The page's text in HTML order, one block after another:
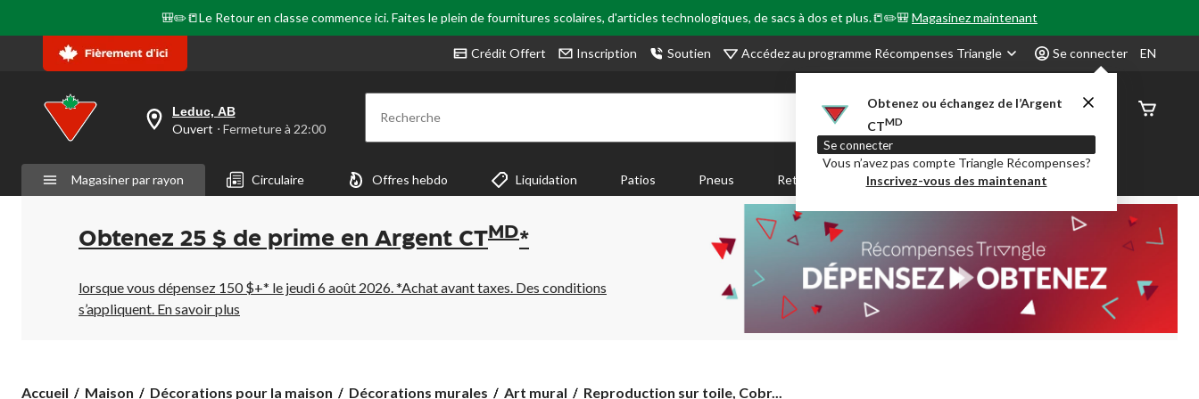
🎒✏️📒Le Retour en classe commence ici. Faites le plein de fournitures scolaires, d'articles technologiques, de sacs à dos et plus.📒✏️🎒Magasinez maintenant
Crédit Offert Inscription Soutien Accédez au programme Récompenses Triangle Se connecter
Obtenez ou échangez de l’Argent
CTMD
Se connecter
Vous n’avez pas compte Triangle Récompenses?
Inscrivez-vous des maintenant
EN
votre
est
Leduc,
AB,
Fermeture
à
22:00
cliquer
pour
Leduc, AB
Ouvert ⋅ Fermeture à 22:00 Recherche
État de
Magasiner par rayon Circulaire Offres hebdo Liquidation Patios Pneus Retour en Classe Party City Centre-auto
Obtenez 25 $ de prime en Argent CT MD*
lorsque vous dépensez 150 $+* le jeudi 6 août 2026. *Achat avant taxes. Des conditions
s’appliquent. En savoir plus
Accueil Maison Décorations pour la maison Décorations murales Art mural
Reproduction
Reproduction sur toile, Cobr...